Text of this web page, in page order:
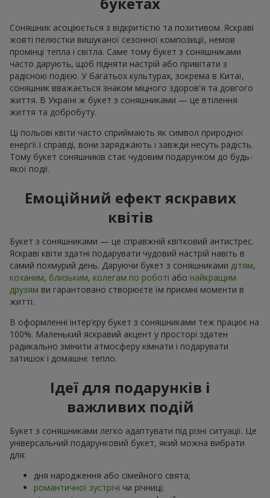
Соняшник асоціюється з відкритістю та позитивом. Яскраві
жовті пелюстки вишуканої сезонної композиції, немов
промінці тепла і світла. Саме тому букет з соняшниками
часто дарують, щоб підняти настрій або привітати з
радісною подією. У багатьох культурах, зокрема в Китаї,
соняшник вважається знаком міцного здоров'я та довгого
життя. В Україні ж букет з соняшниками — це втілення
життя та добробуту.
Ці польові квіти часто сприймають як символ природної
енергії.І справді, вони заряджають і завжди несуть радість.
Тому букет соняшників стає чудовим подарунком до будь-
якої події.
Емоційний ефект яскравих
квітів
Букет з соняшниками — це справжній квітковий антистрес.
Яскраві квіти здатні подарувати чудовий настрій навіть в
самий похмурий день. Даруючи букет з соняшниками дітям,
коханим, близьким, колегам по роботі або найкращим
друзям ви гарантовано створюєте їм приємні моменти в
житті.
В оформленні інтер’єру букет з соняшниками теж працює на
100%. Маленький яскравий акцент у просторі здатен
радикально змінити атмосферу кімнати і подарувати
затишок і домашнє тепло.
Ідеї для подарунків і
важливих подій
Букет з соняшниками легко адаптувати під різні ситуації. Це
універсальний подарунковий букет, який можна вибрати
для:
дня народження або сімейного свята;
романтичної зустрічі чи річниці;